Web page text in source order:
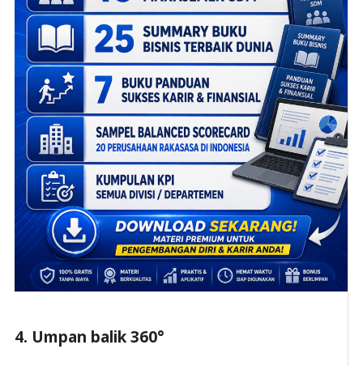
4. Umpan balik 360°